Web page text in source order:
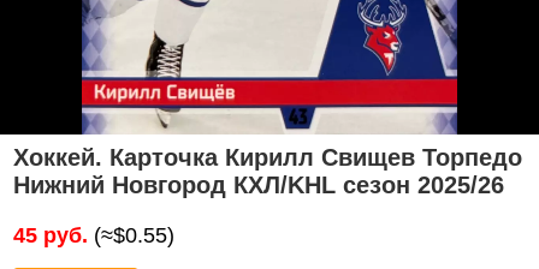
Хоккей. Карточка Кирилл Свищев Торпедо
Нижний Новгород КХЛ/KHL сезон 2025/26
45 руб. (≈$0.55)